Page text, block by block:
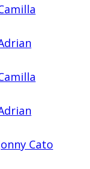
Cato